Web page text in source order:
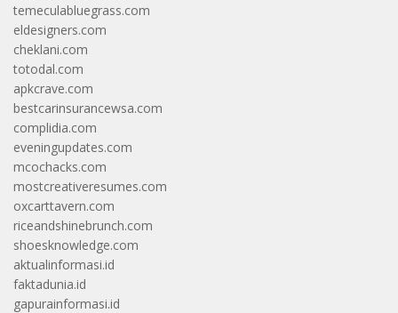
temeculabluegrass.com
eldesigners.com
cheklani.com
totodal.com
apkcrave.com
bestcarinsurancewsa.com
complidia.com
eveningupdates.com
mcochacks.com
mostcreativeresumes.com
oxcarttavern.com
riceandshinebrunch.com
shoesknowledge.com
aktualinformasi.id
faktadunia.id
gapurainformasi.id